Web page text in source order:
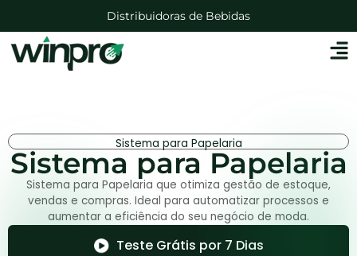
Distribuidoras de Bebidas
Lojas de Agropecuárias
Mercadinhos e Mercearias
Sistema para Papelaria
Sistema para Papelaria
Sistema para Papelaria que otimiza gestão de estoque,
vendas e compras. Ideal para automatizar processos e
aumentar a eficiência do seu negócio de moda.
Teste Grátis por 7 Dias